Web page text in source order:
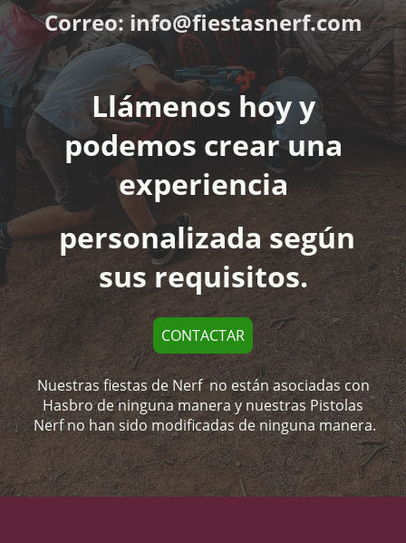
Correo: info@fiestasnerf.com
Llámenos hoy y
podemos crear una
experiencia
personalizada según
sus requisitos.
CONTACTAR
Nuestras fiestas de Nerf no están asociadas con
Hasbro de ninguna manera y nuestras Pistolas
Nerf no han sido modificadas de ninguna manera.